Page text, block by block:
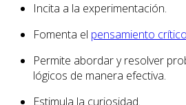
Incita a la experimentación.
Fomenta el pensamiento crítico
Permite abordar y resolver
lógicos de manera efectiva.
Estimula la curiosidad.